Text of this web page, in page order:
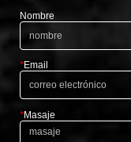
Nombre
*Email
*Masaje